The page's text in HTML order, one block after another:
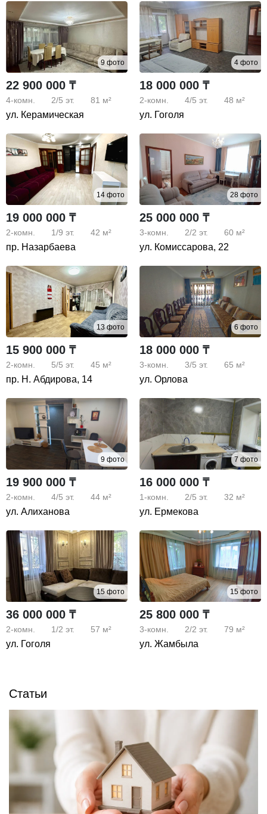
9 фото
22 900 000 ₸
4-комн. 2/5 эт. 81 м²
ул. Керамическая
4 фото
18 000 000 ₸
2-комн. 4/5 эт. 48 м²
ул. Гоголя
14 фото
19 000 000 ₸
2-комн. 1/9 эт. 42 м²
пр. Назарбаева
28 фото
25 000 000 ₸
3-комн. 2/2 эт. 60 м²
ул. Комиссарова, 22
13 фото
15 900 000 ₸
2-комн. 5/5 эт. 45 м²
пр. Н. Абдирова, 14
6 фото
18 000 000 ₸
3-комн. 3/5 эт. 65 м²
ул. Орлова
9 фото
19 900 000 ₸
2-комн. 4/5 эт. 44 м²
ул. Алиханова
7 фото
16 000 000 ₸
1-комн. 2/5 эт. 32 м²
ул. Ермекова
15 фото
36 000 000 ₸
2-комн. 1/2 эт. 57 м²
ул. Гоголя
15 фото
25 800 000 ₸
3-комн. 2/2 эт. 79 м²
ул. Жамбыла
Статьи